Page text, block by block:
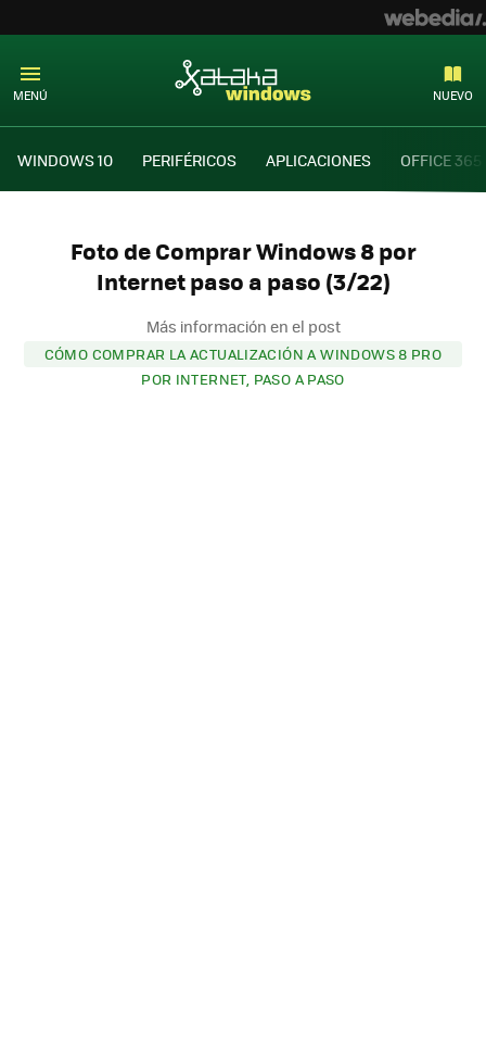
MENÚ NUEVO
WINDOWS 10 PERIFÉRICOS APLICACIONES OFFICE 365
Foto de Comprar Windows 8 por
Internet paso a paso (3/22)
Más información en el post
CÓMO COMPRAR LA ACTUALIZACIÓN A WINDOWS 8 PRO
POR INTERNET, PASO A PASO